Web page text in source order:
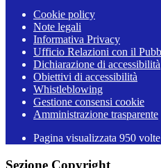
Cookie policy
Note legali
Informativa Privacy
Ufficio Relazioni con il
Dichiarazione di accessibilità
Obiettivi di accessibilità
Whistleblowing
Gestione consensi cookie
Amministrazione trasparente
Pagina visualizzata 950 volte
Sezione Copyright